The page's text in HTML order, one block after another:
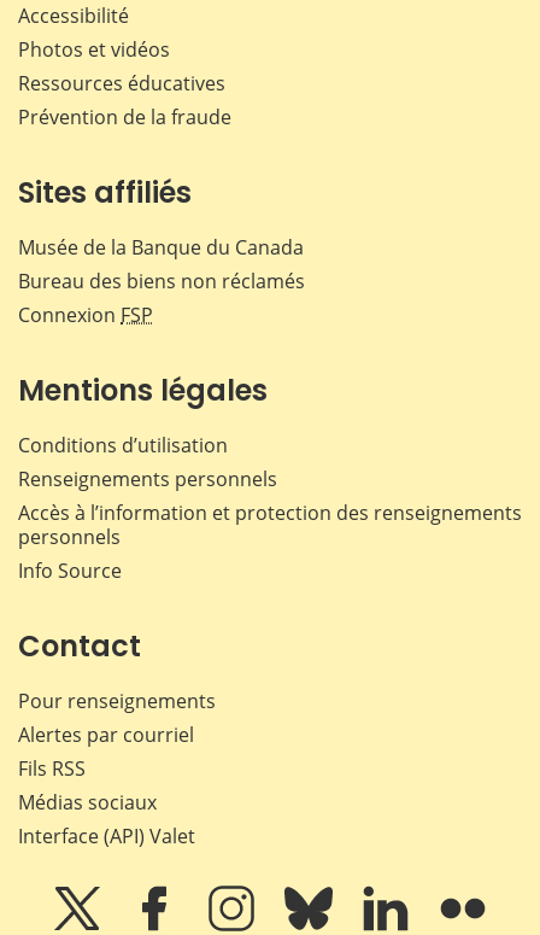
Accessibilité
Photos et vidéos
Ressources éducatives
Prévention de la fraude
Sites affiliés
Musée de la Banque du Canada
Bureau des biens non réclamés
Connexion FSP
Mentions légales
Conditions d’utilisation
Renseignements personnels
Accès à l’information et protection des renseignements
personnels
Info Source
Contact
Pour renseignements
Alertes par courriel
Fils RSS
Médias sociaux
Interface (API) Valet